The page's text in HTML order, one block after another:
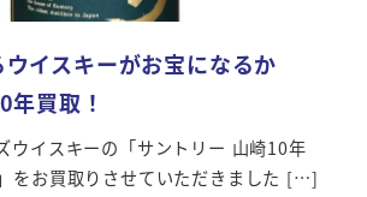
ウイスキーがお宝になるか
年買取！
ウイスキーの「サントリー 山崎10年
をお買取りさせていただきました […]